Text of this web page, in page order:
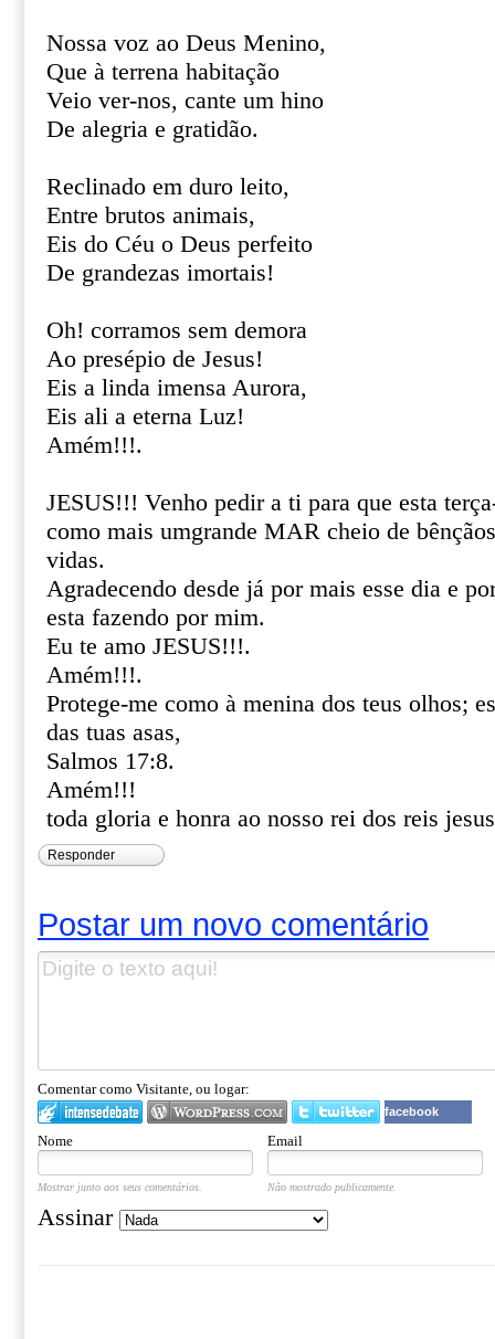
Nossa voz ao Deus Menino,
Que à terrena habitação
Veio ver-nos, cante um hino
De alegria e gratidão.
Reclinado em duro leito,
Entre brutos animais,
Eis do Céu o Deus perfeito
De grandezas imortais!
Oh! corramos sem demora
Ao presépio de Jesus!
Eis a linda imensa Aurora,
Eis ali a eterna Luz!
Amém!!!.
JESUS!!! Venho pedir a ti para que esta
como mais umgrande MAR cheio de
vidas.
Agradecendo desde já por mais esse dia e
esta fazendo por mim.
Eu te amo JESUS!!!.
Amém!!!.
Protege-me como à menina dos teus olhos;
das tuas asas,
Salmos 17:8.
Amém!!!
toda gloria e honra ao nosso rei dos reis
Responder
Postar um novo comentário
Comentar como Visitante, ou logar:
facebook
Nome Email
Mostrar junto aos seus comentários. Não mostrado publicamente.
Assinar